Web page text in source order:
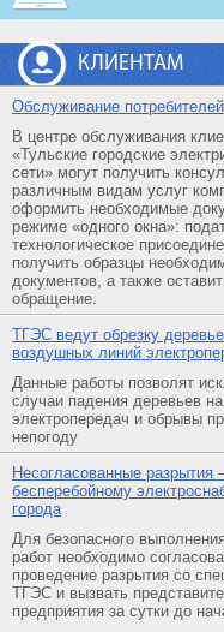
КЛИЕНТАМ
Обслуживание потребителей
В центре обслуживания
«Тульские городские
сети» могут получить
различным видам услуг
оформить необходимые
режиме «одного окна»:
технологическое
получить образцы
документов, а также
обращение.
ТГЭС ведут обрезку
воздушных линий
Данные работы позволят
случаи падения деревьев
электропередач и обрывы
непогоду
Несогласованные разрытия
бесперебойному
города
Для безопасного
работ необходимо
проведение разрытия со
ТГЭС и вызвать
предприятия за сутки до